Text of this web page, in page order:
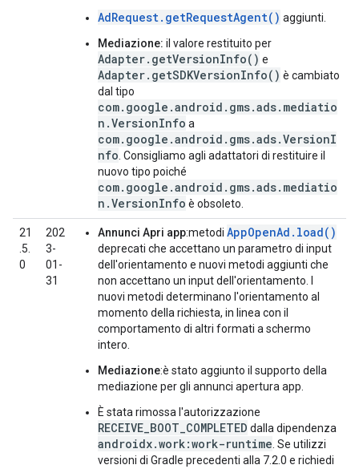
AdRequest.getRequestAgent() aggiunti.
Mediazione: il valore restituito per
Adapter.getVersionInfo() e
Adapter.getSDKVersionInfo() è cambiato
dal tipo
com.google.android.gms.ads.mediatio
n.VersionInfo a
com.google.android.gms.ads.VersionI
nfo . Consigliamo agli adattatori di restituire il
nuovo tipo poiché
com.google.android.gms.ads.mediatio
n.VersionInfo è obsoleto.
21
.5.
0
202
3-
01-
31
Annunci Apri app:metodi AppOpenAd.load()
deprecati che accettano un parametro di input
dell'orientamento e nuovi metodi aggiunti che
non accettano un input dell'orientamento. I
nuovi metodi determinano l'orientamento al
momento della richiesta, in linea con il
comportamento di altri formati a schermo
intero.
Mediazione:è stato aggiunto il supporto della
mediazione per gli annunci apertura app.
È stata rimossa l'autorizzazione
RECEIVE_BOOT_COMPLETED dalla dipendenza
androidx.work:work-runtime . Se utilizzi
versioni di Gradle precedenti alla 7.2.0 e richiedi